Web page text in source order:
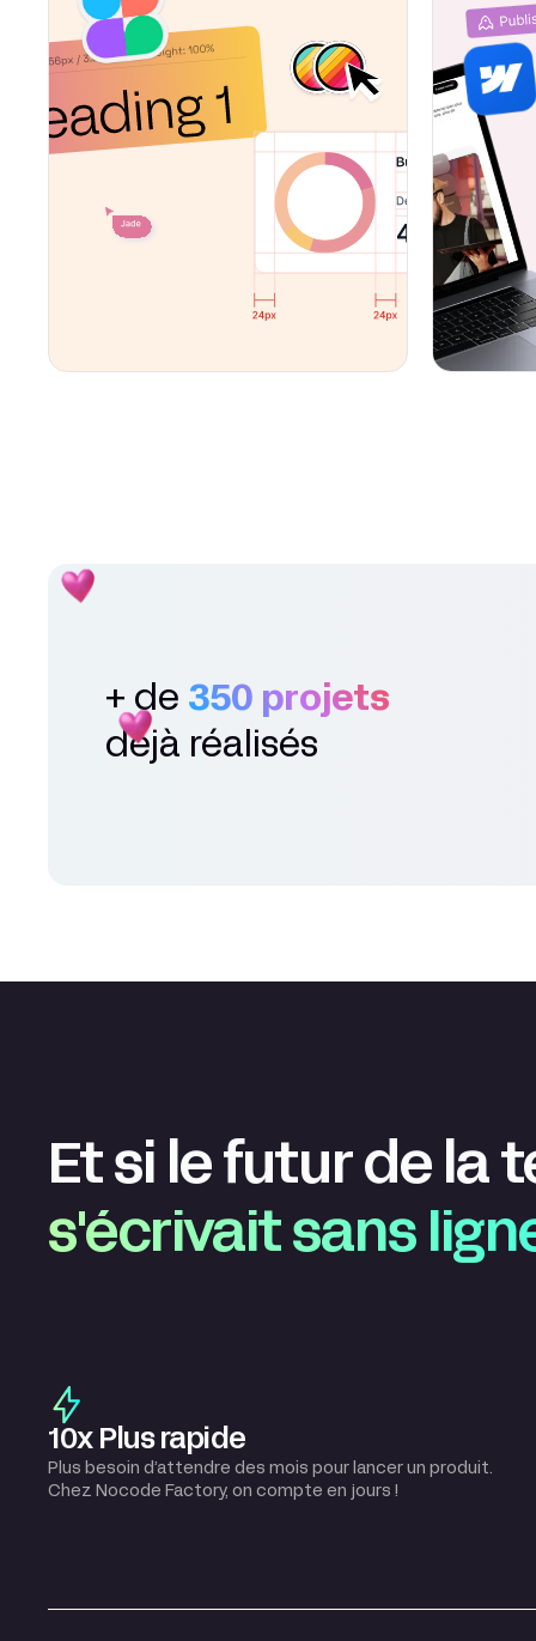
+ de 350 projets
déjà réalisés
Et si le futur de la
s'écrivait sans
10x Plus rapide
Plus besoin d’attendre des mois pour lancer un produit.
Chez Nocode Factory, on compte en jours !